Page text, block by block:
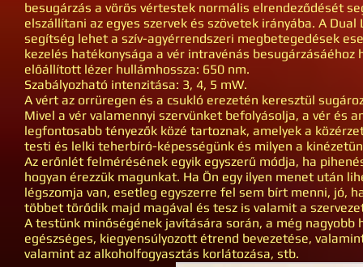
besugárzás a vörös vértestek normális elrendeződését
elszállítani az egyes szervek és szövetek irányába. A
segítség lehet a szív-agyérrendszeri megbetegedések
kezelés hatékonysága a vér intravénás
előállított lézer hullámhossza: 650 nm.
Szabályozható intenzitása: 3, 4, 5 mW.
A vért az orrüregen és a csukló erezetén keresztül
Mivel a vér valamennyi szervünket befolyásolja, a vér és
legfontosabb tényezők közé tartoznak, amelyek a
testi és lelki teherbíró-képességünk és milyen a
Az erőnlét felmérésének egyik egyszerű módja, ha
hogyan érezzük magunkat. Ha Ön egy ilyen menet után
légszomja van, esetleg egyszerre fel sem bírt menni, jó,
többet törődik majd magával és tesz is valamit a
A testünk minőségének javítására során, a még
egészséges, kiegyensúlyozott étrend bevezetése,
valamint az alkoholfogyasztás korlátozása, stb.